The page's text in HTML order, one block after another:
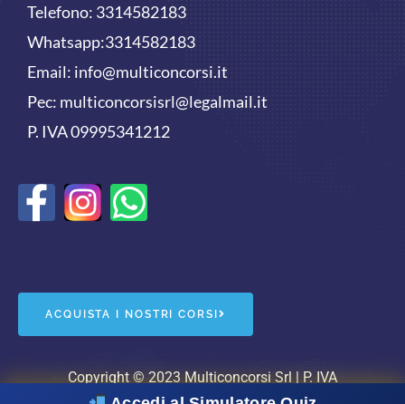
Telefono: 3314582183
Whatsapp:3314582183
Email: info@multiconcorsi.it
Pec: multiconcorsisrl@legalmail.it
P. IVA 09995341212
F
e
b
o
W
t
s
a
ACQUISTA I NOSTRI CORSI
Copyright © 2023 Multiconcorsi Srl | P. IVA